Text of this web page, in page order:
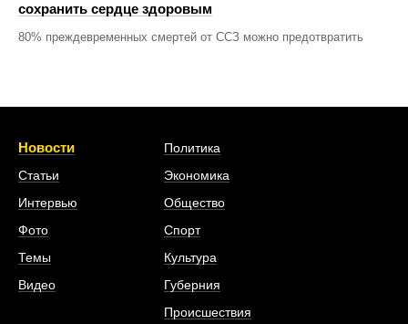
сохранить сердце здоровым
80% преждевременных смертей от ССЗ можно предотвратить
Новости
Статьи
Интервью
Фото
Темы
Видео
Политика
Экономика
Общество
Спорт
Культура
Губерния
Происшествия